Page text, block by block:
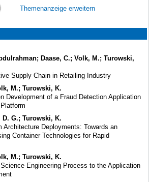
Themenanzeige erweitern
Daase, C.; Volk, M.; Turowski,
Supply Chain in Retailing Industry
M.; Turowski, K.
Development of a Fraud Detection Application
G.; Turowski, K.
Architecture Deployments: Towards an
Container Technologies for Rapid
M.; Turowski, K.
Engineering Process to the Application